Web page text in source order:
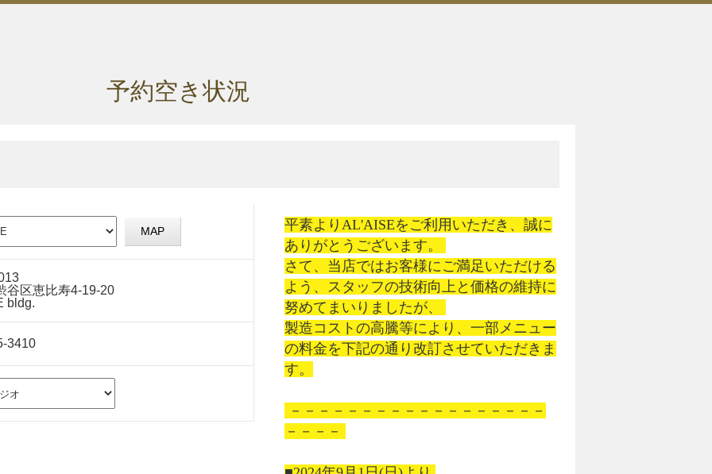
予約空き状況
平素よりAL'AISEをご利用いただき、誠に
ありがとうございます。
さて、当店ではお客様にご満足いただける
よう、スタッフの技術向上と価格の維持に
努めてまいりましたが、
製造コストの高騰等により、一部メニュー
の料金を下記の通り改訂させていただきま
す。
－－－－
MAP
谷区恵比寿4-19-20
bldg.
3410